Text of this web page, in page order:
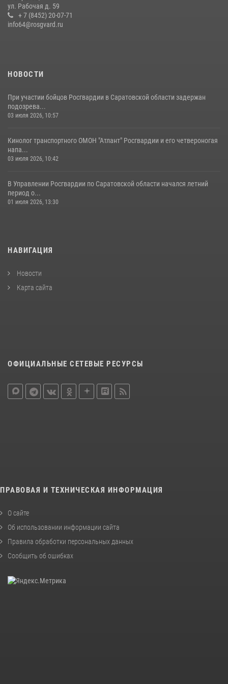
28 июля 2026, 13:25
05 августа 2026, 12:55
ул. Рабочая д. 59
+ 7 (8452) 20-07-71
info64@rosgvard.ru
НОВОСТИ
При участии бойцов Росгвардии в Саратовской области задержан
подозрева...
03 июля 2026, 10:57
Кинолог транспортного ОМОН "Атлант" Росгвардии и его четвероногая
напа...
03 июля 2026, 10:42
В Управлении Росгвардии по Саратовской области начался летний
период о...
01 июля 2026, 13:30
НАВИГАЦИЯ
Новости
Карта сайта
ОФИЦИАЛЬНЫЕ СЕТЕВЫЕ РЕСУРСЫ
ПРАВОВАЯ И ТЕХНИЧЕСКАЯ ИНФОРМАЦИЯ
О сайте
Об использовании информации сайта
Правила обработки персональных данных
Сообщить об ошибках